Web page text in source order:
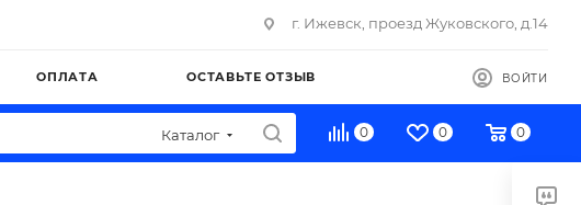
г. Ижевск, проезд Жуковского, д.14
ОПЛАТА ОСТАВЬТЕ ОТЗЫВ ВОЙТИ
Каталог 0 0 0